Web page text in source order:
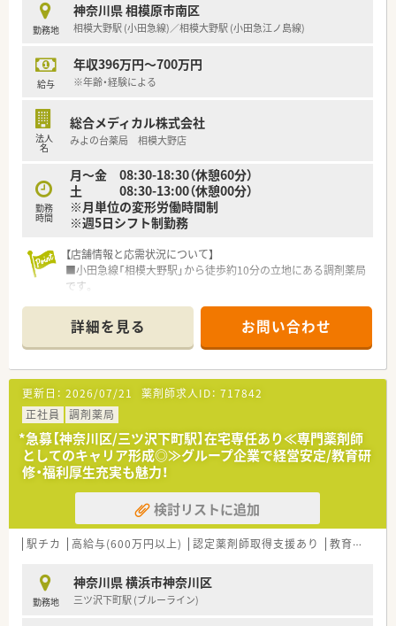
勤務地
神奈川県 相模原市南区
相模大野駅 (小田急線)／相模大野駅 (小田急江ノ島線)
給与
年収396万円～700万円
※年齢・経験による
法人
名
総合メディカル株式会社
みよの台薬局 相模大野店
勤務
時間
月～金 08:30-18:30（休憩60分）
土 08:30-13:00（休憩00分）
※月単位の変形労働時間制
※週5日シフト制勤務
【店舗情報と応需状況について】
■小田急線「相模大野駅」から徒歩約10分の立地にある調剤薬局
です。
幅広く対応しています。
■処方箋枚数は1日約50枚から60枚で、常勤薬剤師4名、パート2
名、事務3名体制です。
【募集背景と求める人物像について】
■今回は、欠員補充のための募集であり、調剤経験が2年以上あ
る方を求めています。
■患者様や医療スタッフと円滑な連携が取れる、コミュニケーシ
ョン能力を重視しています。
■在宅医療にも積極的に関わっていただくため、意欲のある40
代前半までの方を歓迎します。
【法人特徴について】
■業界大手である「総合メディカル」グループの一員であり、経営
基盤が非常に安定しています。
医療に深く貢献しています。
■1991年から在宅訪問を開始した在宅医療のパイオニアで、豊
富な実績とノウハウがあります。
詳細を見る お問い合わせ
更新日： 2026/07/21 薬剤師求人ID： 717842
正社員
調剤薬局
*急募【神奈川区/三ツ沢下町駅】在宅専任あり≪専門薬剤師
としてのキャリア形成◎≫グループ企業で経営安定/教育研
修・福利厚生充実も魅力！
検討リストに追加
駅チカ 高給与(600万円以上) 認定薬剤師取得支援あり 教育制度あり
勤務地
神奈川県 横浜市神奈川区
三ツ沢下町駅 (ブルーライン)